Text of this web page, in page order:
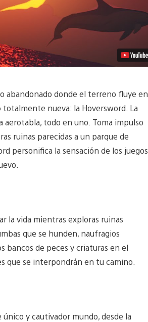
abandonado donde el terreno fluye en
nueva: la Hoversword. La
todo en uno. Toma impulso
ruinas parecidas a un parque de
personifica la sensación de los juegos
la vida mientras exploras ruinas
que se hunden, naufragios
bancos de peces y criaturas en el
que se interpondrán en tu camino.
y cautivador mundo, desde la